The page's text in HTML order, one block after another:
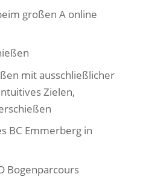
großen A online
mit ausschließlicher
Zielen,
BC Emmerberg in
Bogenparcours